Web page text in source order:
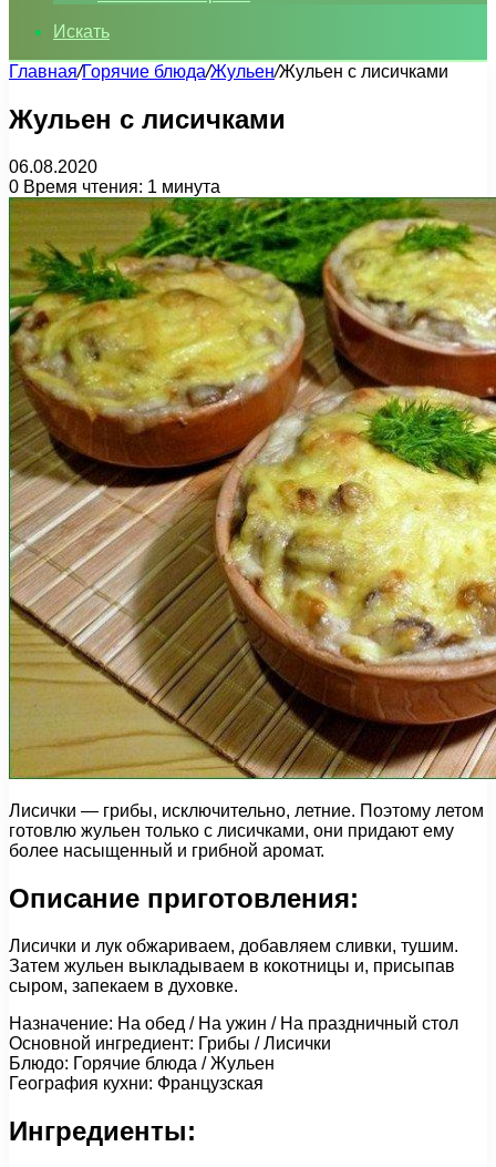
Искать
Главная/Горячие блюда/Жульен/Жульен с лисичками
Жульен с лисичками
06.08.2020
0 Время чтения: 1 минута
Лисички — грибы, исключительно, летние. Поэтому летом
готовлю жульен только с лисичками, они придают ему
более насыщенный и грибной аромат.
Описание приготовления:
Лисички и лук обжариваем, добавляем сливки, тушим.
Затем жульен выкладываем в кокотницы и, присыпав
сыром, запекаем в духовке.
Назначение: На обед / На ужин / На праздничный стол
Основной ингредиент: Грибы / Лисички
Блюдо: Горячие блюда / Жульен
География кухни: Французская
Ингредиенты: